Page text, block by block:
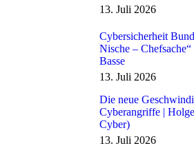
13. Juli 2026
Cybersicherheit
Nische – Chefsache“
Basse
13. Juli 2026
Die neue
Cyberangriffe |
Cyber)
13. Juli 2026